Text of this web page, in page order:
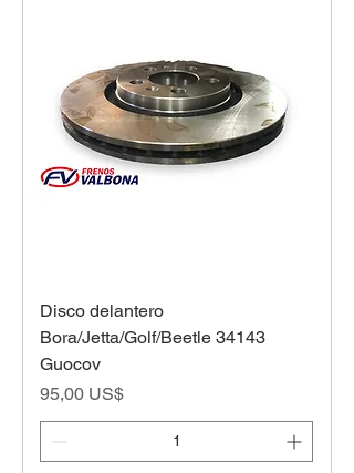
Disco delantero
Bora/Jetta/Golf/Beetle 34143
Guocov
Precio
95,00 US$